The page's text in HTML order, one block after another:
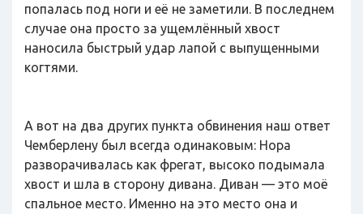
попалась под ноги и её не заметили. В последнем
случае она просто за ущемлённый хвост
наносила быстрый удар лапой с выпущенными
когтями.
А вот на два других пункта обвинения наш ответ
Чемберлену был всегда одинаковым: Нора
разворачивалась как фрегат, высоко подымала
хвост и шла в сторону дивана. Диван — это моё
спальное место. Именно на это место она и